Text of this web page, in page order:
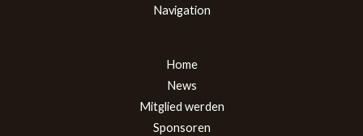
Navigation
Home
News
Mitglied werden
Sponsoren